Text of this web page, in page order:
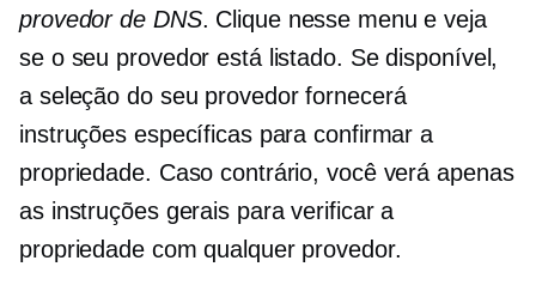
provedor de DNS. Clique nesse menu e veja
se o seu provedor está listado. Se disponível,
a seleção do seu provedor fornecerá
instruções específicas para confirmar a
propriedade. Caso contrário, você verá apenas
as instruções gerais para verificar a
propriedade com qualquer provedor.